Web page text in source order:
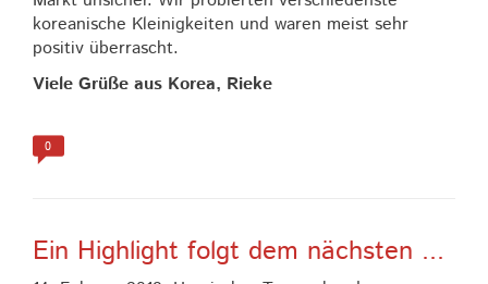
koreanische Kleinigkeiten und waren meist sehr
positiv überrascht.
Viele Grüße aus Korea, Rieke
0
Ein Highlight folgt dem nächsten ...